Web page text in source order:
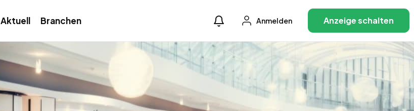
Aktuell Branchen Anmelden Anzeige schalten